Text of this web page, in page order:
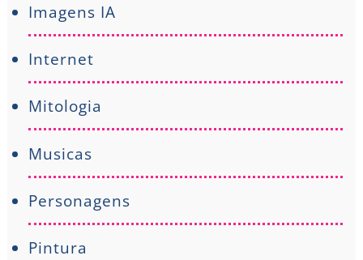
Imagens IA
Internet
Mitologia
Musicas
Personagens
Pintura